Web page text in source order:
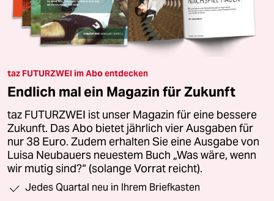
taz FUTURZWEI im Abo entdecken
Endlich mal ein Magazin für Zukunft
taz FUTURZWEI ist unser Magazin für eine bessere
Zukunft. Das Abo bietet jährlich vier Ausgaben für
nur 38 Euro. Zudem erhalten Sie eine Ausgabe von
Luisa Neubauers neuestem Buch „Was wäre, wenn
wir mutig sind?“ (solange Vorrat reicht).
Jedes Quartal neu in Ihrem Briefkasten